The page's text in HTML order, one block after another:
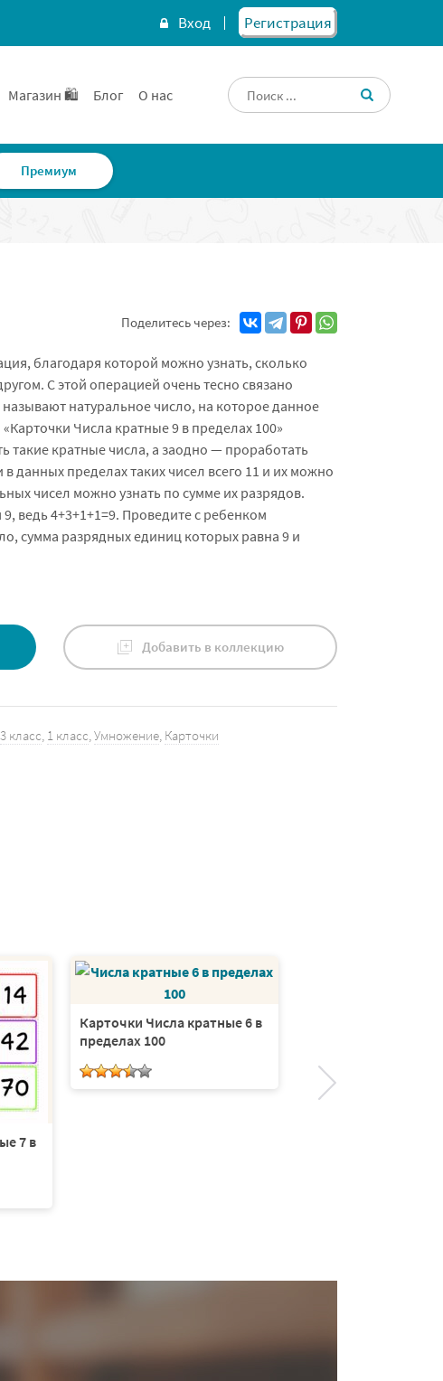
Вход Регистрация
Магазин 🛍️ Блог О нас
Премиум
Поделитесь через:
благодаря которой можно узнать, сколько
С этой операцией очень тесно связано
натуральное число, на которое данное
Числа кратные 9 в пределах 100»
такие кратные числа, а заодно — проработать
в данных пределах таких чисел всего 11 и их можно
чисел можно узнать по сумме их разрядов.
ведь 4+3+1+1=9. Проведите с ребенком
сумма разрядных единиц которых равна 9 и
Добавить в коллекцию
3 класс, 1 класс,Умножение, Карточки
7 в
Карточки Числа кратные 6 в
пределах 100